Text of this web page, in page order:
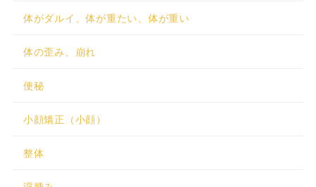
体がダルイ、体が重たい、体が重い
体の歪み、崩れ
便秘
小顔矯正（小顔）
整体